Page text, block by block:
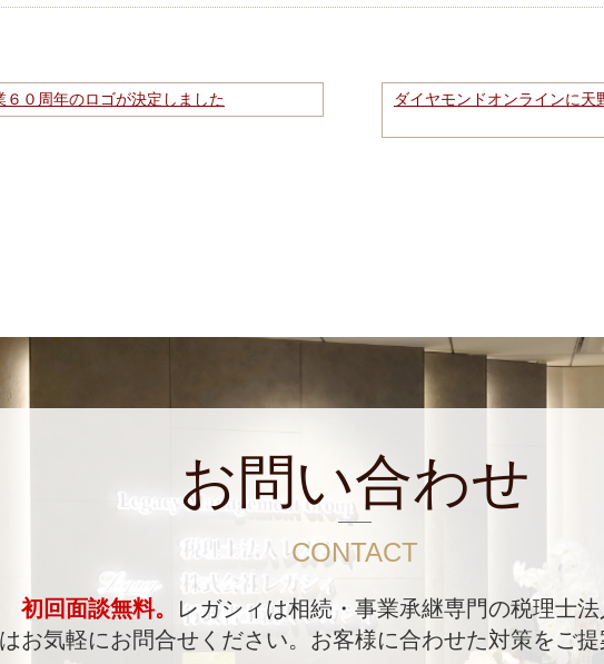
６０周年のロゴが決定しました ダイヤモンドオンラインに
お問い合わせ
CONTACT
初回面談無料。
レガシィは相続・事業承継専門の税理士
お気軽にお問合せください。 お客様に合わせた対策をご